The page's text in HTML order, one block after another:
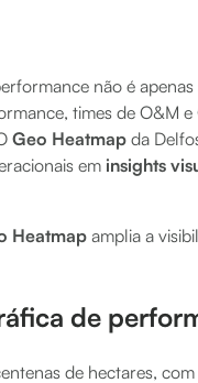
não é
times de O&M
Geo Heatmap da
em insights
Heatmapamplia a
de
de hectares,